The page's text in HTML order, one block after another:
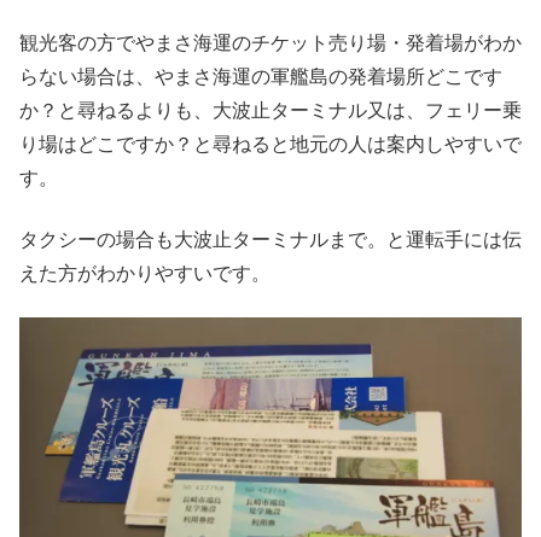
観光客の方でやまさ海運のチケット売り場・発着場がわか
らない場合は、やまさ海運の軍艦島の発着場所どこです
か？と尋ねるよりも、大波止ターミナル又は、フェリー乗
り場はどこですか？と尋ねると地元の人は案内しやすいで
す。
タクシーの場合も大波止ターミナルまで。と運転手には伝
えた方がわかりやすいです。